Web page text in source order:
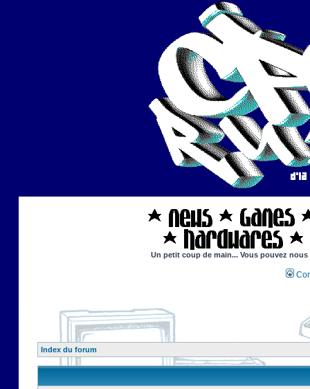
Un petit coup de main... Vous pouvez
Index du forum